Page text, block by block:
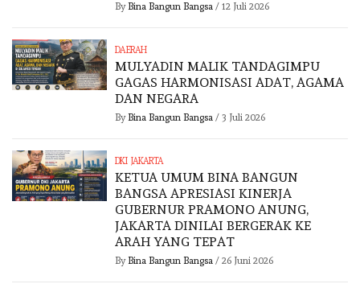
By Bina Bangun Bangsa/ 12 Juli 2026
DAERAH
MULYADIN MALIK TANDAGIMPU
GAGAS HARMONISASI ADAT, AGAMA
DAN NEGARA
By Bina Bangun Bangsa/ 3 Juli 2026
DKI JAKARTA
KETUA UMUM BINA BANGUN
BANGSA APRESIASI KINERJA
GUBERNUR PRAMONO ANUNG,
JAKARTA DINILAI BERGERAK KE
ARAH YANG TEPAT
By Bina Bangun Bangsa/ 26 Juni 2026